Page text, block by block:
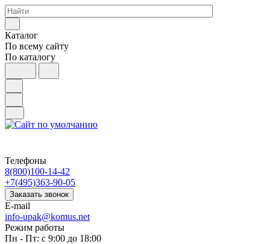
Каталог
По всему сайту
По каталогу
Телефоны
8(800)100-14-42
+7(495)363-90-05
Заказать звонок
E-mail
info-upak@komus.net
Режим работы
Пн - Пт: с 9:00 до 18:00